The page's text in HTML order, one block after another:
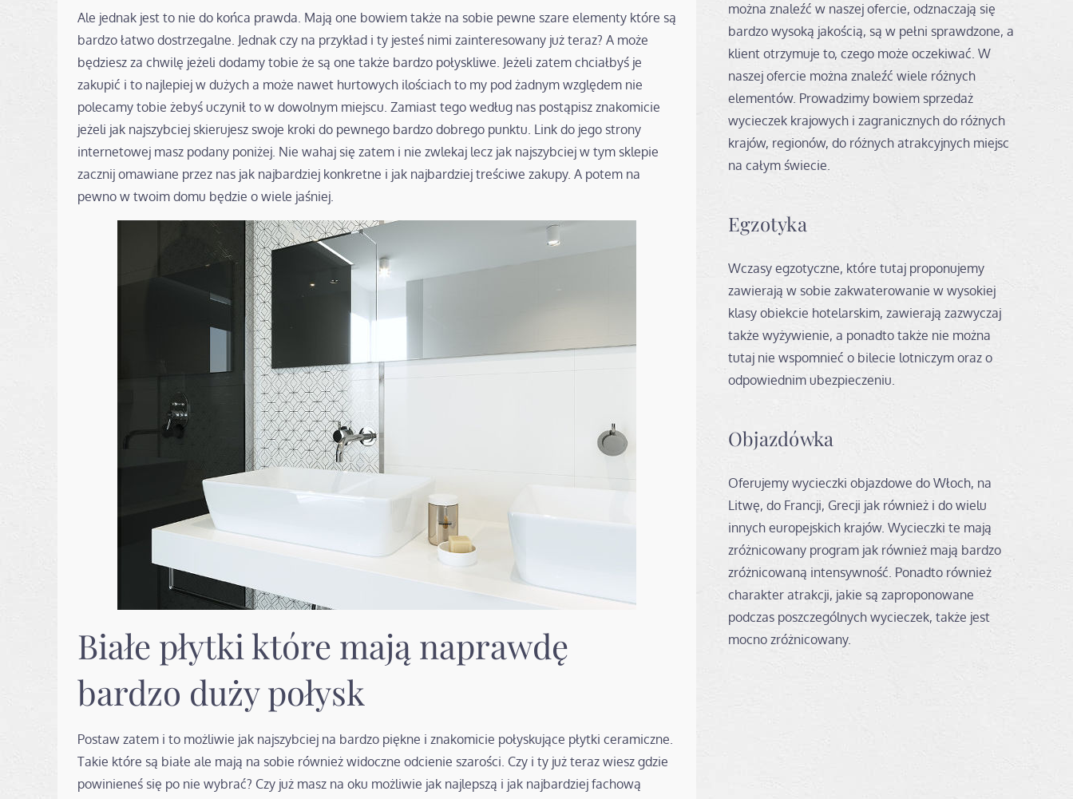
Ale jednak jest to nie do końca prawda. Mają one bowiem także na sobie pewne szare elementy które są
bardzo łatwo dostrzegalne. Jednak czy na przykład i ty jesteś nimi zainteresowany już teraz? A może
będziesz za chwilę jeżeli dodamy tobie że są one także bardzo połyskliwe. Jeżeli zatem chciałbyś je
zakupić i to najlepiej w dużych a może nawet hurtowych ilościach to my pod żadnym względem nie
polecamy tobie żebyś uczynił to w dowolnym miejscu. Zamiast tego według nas postąpisz znakomicie
jeżeli jak najszybciej skierujesz swoje kroki do pewnego bardzo dobrego punktu. Link do jego strony
internetowej masz podany poniżej. Nie wahaj się zatem i nie zwlekaj lecz jak najszybciej w tym sklepie
zacznij omawiane przez nas jak najbardziej konkretne i jak najbardziej treściwe zakupy. A potem na
pewno w twoim domu będzie o wiele jaśniej.
Białe płytki które mają naprawdę
bardzo duży połysk
Postaw zatem i to możliwie jak najszybciej na bardzo piękne i znakomicie połyskujące płytki ceramiczne.
Takie które są białe ale mają na sobie również widoczne odcienie szarości. Czy i ty już teraz wiesz gdzie
powinieneś się po nie wybrać? Czy już masz na oku możliwie jak najlepszą i jak najbardziej fachową
można znaleźć w naszej ofercie, odznaczają się
bardzo wysoką jakością, są w pełni sprawdzone, a
klient otrzymuje to, czego może oczekiwać. W
naszej ofercie można znaleźć wiele różnych
elementów. Prowadzimy bowiem sprzedaż
wycieczek krajowych i zagranicznych do różnych
krajów, regionów, do różnych atrakcyjnych miejsc
na całym świecie.
Egzotyka
Wczasy egzotyczne, które tutaj proponujemy
zawierają w sobie zakwaterowanie w wysokiej
klasy obiekcie hotelarskim, zawierają zazwyczaj
także wyżywienie, a ponadto także nie można
tutaj nie wspomnieć o bilecie lotniczym oraz o
odpowiednim ubezpieczeniu.
Objazdówka
Oferujemy wycieczki objazdowe do Włoch, na
Litwę, do Francji, Grecji jak również i do wielu
innych europejskich krajów. Wycieczki te mają
zróżnicowany program jak również mają bardzo
zróżnicowaną intensywność. Ponadto również
charakter atrakcji, jakie są zaproponowane
podczas poszczególnych wycieczek, także jest
mocno zróżnicowany.